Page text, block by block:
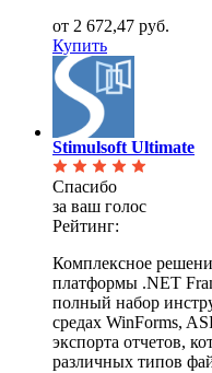
от 2 672,47 руб.
Купить
Stimulsoft Ultimate
Спасибо
за ваш голос
Рейтинг:
Комплексное
платформы .NET
полный набор
средах WinForms,
экспорта отчетов,
различных типов